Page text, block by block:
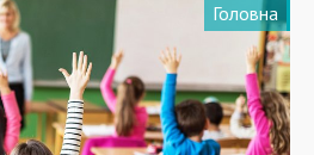
Головна